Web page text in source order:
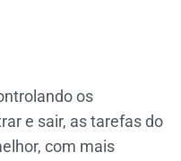
os
e sair, as tarefas do
com mais